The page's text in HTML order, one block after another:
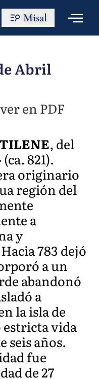
Misal
Abril
en PDF
, del
821).
originario
región del
a
y
783 dejó
a un
abandonó
a
la isla de
estricta vida
seis años.
fue
de 27